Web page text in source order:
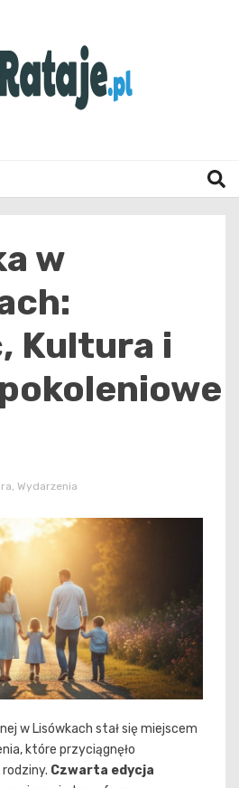
w
Kultura i
, Wydarzenia
w Lisówkach stał się miejscem
które przyciągnęło
Czwarta edycja